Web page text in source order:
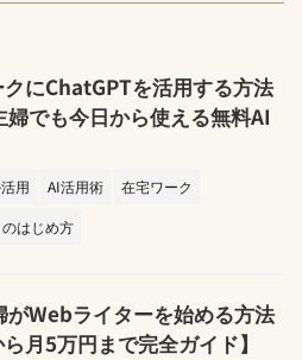
にChatGPTを活用する方法
婦でも今日から使える無料AI
用 AI活用術
在宅ワーク
はじめ方
がWebライターを始める方法
ら月5万円まで完全ガイド】